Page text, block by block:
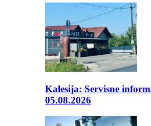
Kalesija: Servisne
05.08.2026